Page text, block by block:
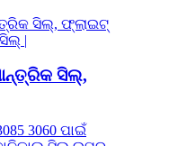
ସିଲ୍,